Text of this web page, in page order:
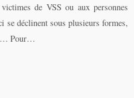
de VSS ou aux personnes
se déclinent sous plusieurs formes,
Pour…